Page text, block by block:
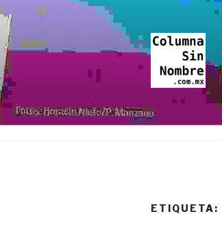
Ir
al
contenido
ETIQUETA: